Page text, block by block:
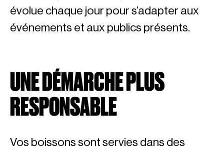
évolue chaque jour pour s’adapter aux
événements et aux publics présents.
UNE DÉMARCHE PLUS
RESPONSABLE
Vos boissons sont servies dans des